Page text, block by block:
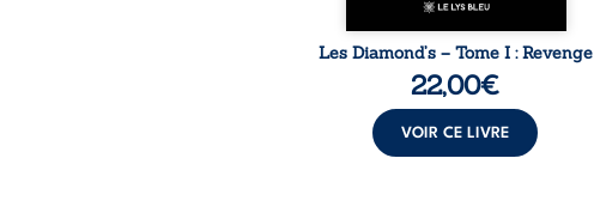
Les Diamond’s – Tome I : Revenge
22,00€
VOIR CE LIVRE